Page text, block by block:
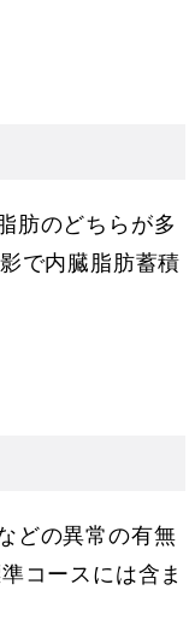
肪のどちらが多
で内臓脂肪蓄積
どの異常の有無
コースには含ま